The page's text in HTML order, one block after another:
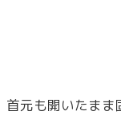
首元も開いたまま